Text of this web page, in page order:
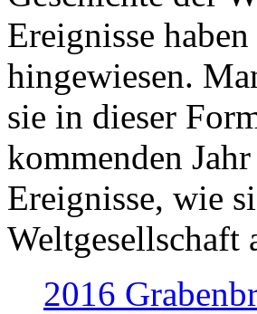
Ereignisse
hingewiesen.
sie in dieser
kommenden
Ereignisse, wie
Weltgesellschaft
2016